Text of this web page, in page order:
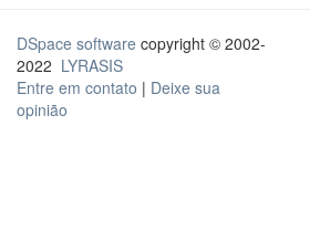
DSpace software copyright © 2002-
2022 LYRASIS
Entre em contato | Deixe sua
opinião